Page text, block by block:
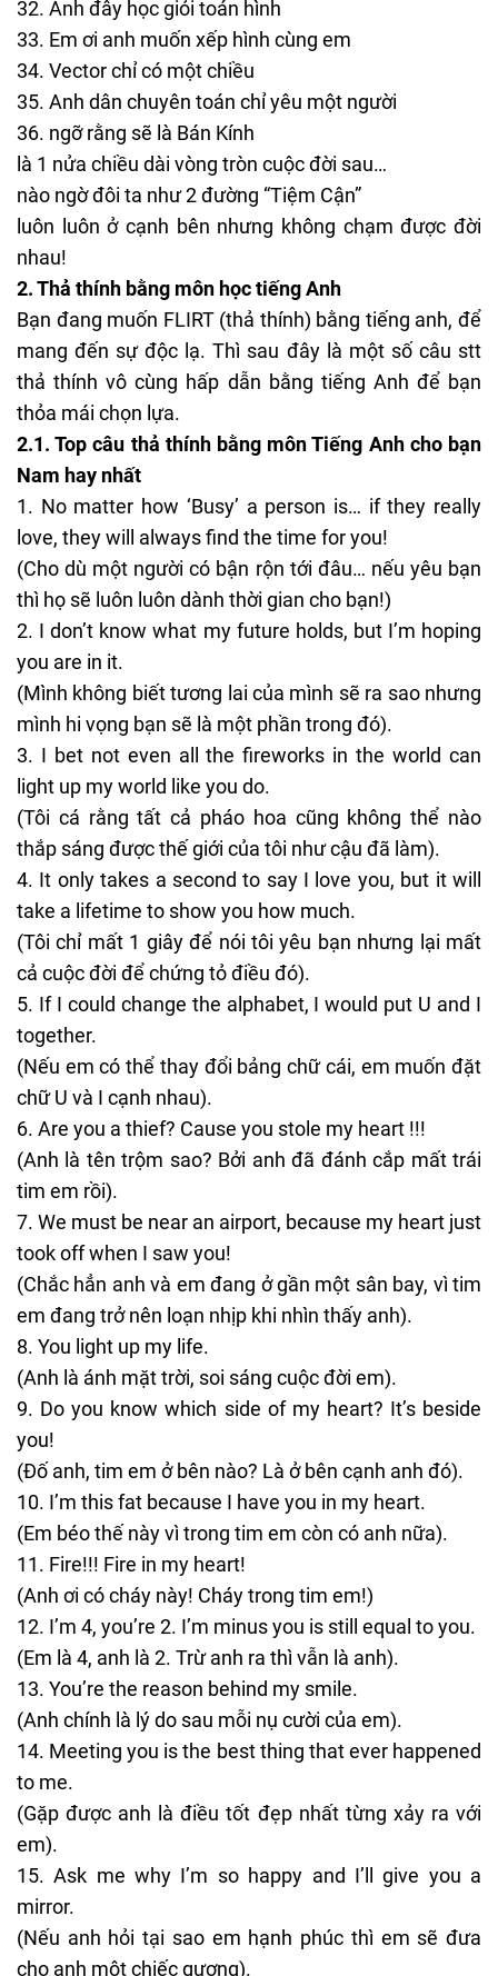
Anh đây học giỏi toán hình
Em ơi anh muốn xếp hình cùng em
Vector chỉ có một chiều
Anh dân chuyên toán chỉ yêu một người
ngỡ rằng sẽ là Bán Kính
là 1 nửa chiều dài vòng tròn cuộc đời sau…
nào ngờ đôi ta như 2 đường “Tiệm Cận”
luôn luôn ở cạnh bên nhưng không chạm được đời
nhau!
2. Thả thính bằng môn học tiếng Anh
Bạn đang muốn FLIRT (thả thính) bằng tiếng anh, để
mang đến sự độc lạ. Thì sau đây là một số câu stt
thả thính vô cùng hấp dẫn bằng tiếng Anh để bạn
thỏa mái chọn lựa.
2.1. Top câu thả thính bằng môn Tiếng Anh cho bạn
Nam hay nhất
No matter how ‘Busy’ a person is… if they really
love, they will always find the time for you!
(Cho dù một người có bận rộn tới đâu… nếu yêu bạn
thì họ sẽ luôn luôn dành thời gian cho bạn!)
I don’t know what my future holds, but I’m hoping
you are in it.
(Mình không biết tương lai của mình sẽ ra sao nhưng
mình hi vọng bạn sẽ là một phần trong đó).
I bet not even all the fireworks in the world can
light up my world like you do.
(Tôi cá rằng tất cả pháo hoa cũng không thể nào
thắp sáng được thế giới của tôi như cậu đã làm).
It only takes a second to say I love you, but it will
take a lifetime to show you how much.
(Tôi chỉ mất 1 giây để nói tôi yêu bạn nhưng lại mất
cả cuộc đời để chứng tỏ điều đó).
If I could change the alphabet, I would put U and I
together.
(Nếu em có thể thay đổi bảng chữ cái, em muốn đặt
chữ U và I cạnh nhau).
Are you a thief? Cause you stole my heart !!!
(Anh là tên trộm sao? Bởi anh đã đánh cắp mất trái
tim em rồi).
We must be near an airport, because my heart just
took off when I saw you!
(Chắc hẳn anh và em đang ở gần một sân bay, vì tim
em đang trở nên loạn nhịp khi nhìn thấy anh).
You light up my life.
(Anh là ánh mặt trời, soi sáng cuộc đời em).
Do you know which side of my heart? It’s beside
you!
(Đố anh, tim em ở bên nào? Là ở bên cạnh anh đó).
I’m this fat because I have you in my heart.
(Em béo thế này vì trong tim em còn có anh nữa).
Fire!!! Fire in my heart!
(Anh ơi có cháy này! Cháy trong tim em!)
I’m 4, you’re 2. I’m minus you is still equal to you.
(Em là 4, anh là 2. Trừ anh ra thì vẫn là anh).
You’re the reason behind my smile.
(Anh chính là lý do sau mỗi nụ cười của em).
Meeting you is the best thing that ever happened
to me.
(Gặp được anh là điều tốt đẹp nhất từng xảy ra với
em).
Ask me why I’m so happy and I’ll give you a
mirror.
(Nếu anh hỏi tại sao em hạnh phúc thì em sẽ đưa
cho anh một chiếc gương).